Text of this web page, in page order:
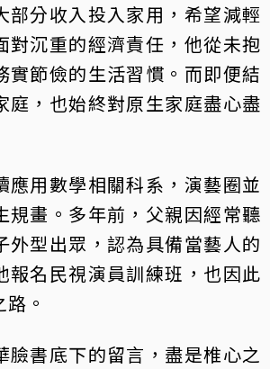
部分收入投入家用，希望減輕
對沉重的經濟責任，他從未抱
實節儉的生活習慣。而即便結
庭，也始終對原生家庭盡心盡
應用數學相關科系，演藝圈並
規畫。多年前，父親因經常聽
外型出眾，認為具備當藝人的
報名民視演員訓練班，也因此
。
臉書底下的留言，盡是椎心之